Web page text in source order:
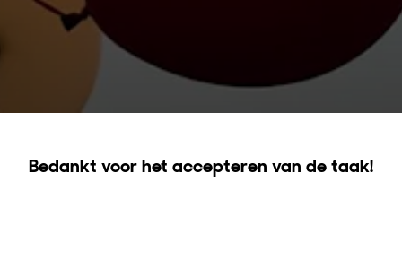
Bedankt voor het accepteren van de taak!